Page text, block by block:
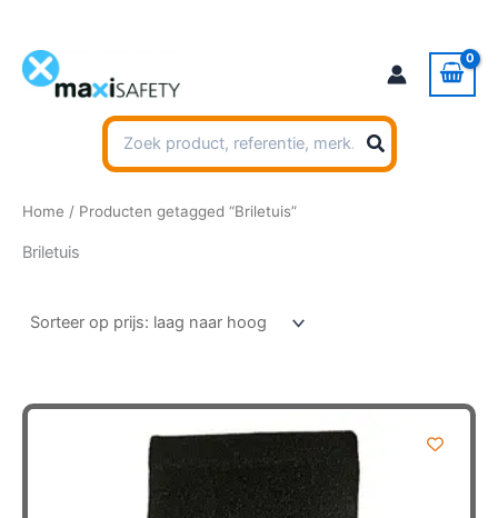
inhoud
Zoeken
naar:
Home / Producten getagged “Briletuis”
Briletuis